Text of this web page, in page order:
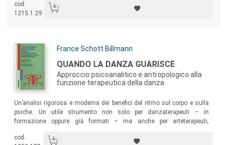
attento ai richiami e alla suggestione della sua vita interiore e
intersoggettiva.
cod.
1215.1.29
Autori:
France Schott Billmann
Titolo:
QUANDO LA DANZA GUARISCE
Approccio psicoanalitico e antropologico alla
funzione terapeutica della danza
Un’analisi rigorosa e moderna dei benefici del ritmo sul corpo e sulla
psiche. Un utile strumento non solo per danzaterapeuti – in
formazione oppure già formati – ma anche per arteterapeuti,
educatori, counselors, assistenti sociali, insegnanti.
cod.